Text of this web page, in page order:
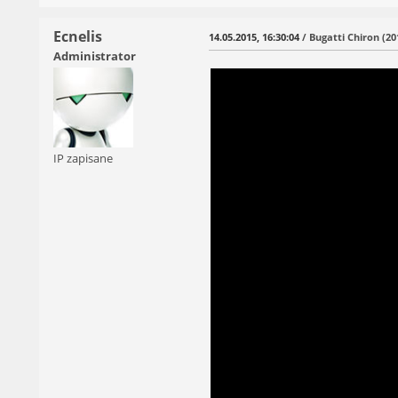
Ecnelis
Administrator
IP zapisane
14.05.2015, 16:30:04 / Bugatti Chiron